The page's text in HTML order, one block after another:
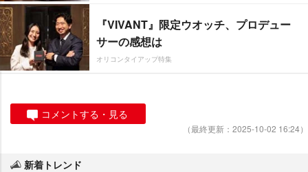
『VIVANT』限定ウオッチ、プロデュー
サーの感想は
オリコンタイアップ特集
コメントする・見る
（最終更新：2025-10-02 16:24）
新着トレンド